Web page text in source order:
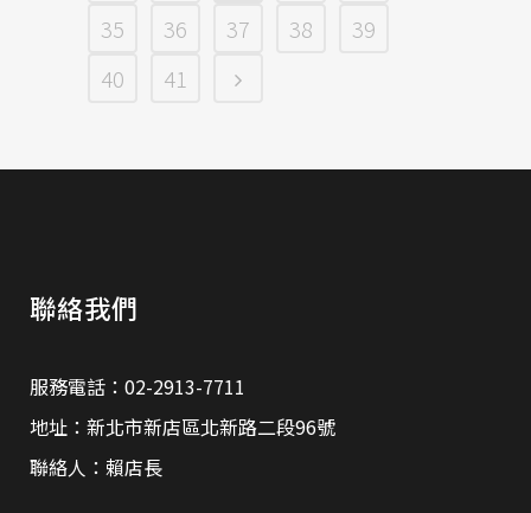
35
36 37 38
39
40
41
聯絡我們
服務電話：02-2913-7711
地址：新北市新店區北新路二段96號
聯絡人：賴店長